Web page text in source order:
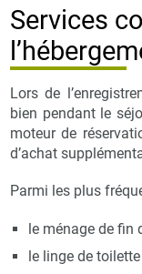
Services
Lors de
bien pendant le
moteur de
d’achat
Parmi les plus
le ménage de fin
le linge de toilette